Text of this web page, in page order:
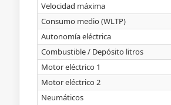
Velocidad máxima
Consumo medio (WLTP)
Autonomía eléctrica
Combustible / Depósito litros
Motor eléctrico 1
Motor eléctrico 2
Neumáticos